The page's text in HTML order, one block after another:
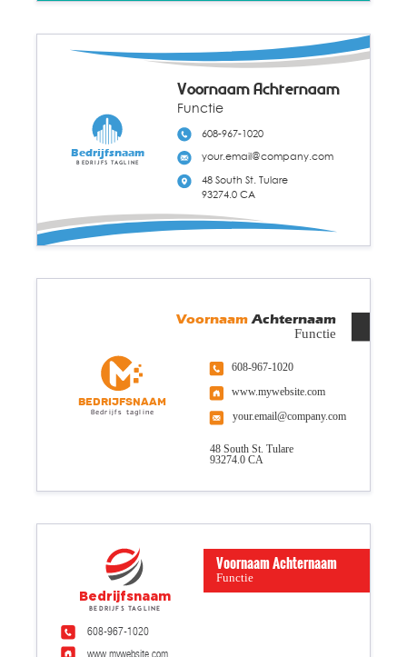
608-967-1020
your.email@company.com
48 South St. Tulare
93274.0 CA
Functie
Voornaam Achternaam
Bedrijfsnaam
Bedrijfs tagline
608-967-1020
www.mywebsite.com
your.email@company.com
48 South St. Tulare
93274.0 CA
Functie
VoornaamAchternaam
Bedrijfsnaam
Bedrijfs tagline
www.mywebsite.com
608-967-1020
Functie
Voornaam Achternaam
Bedrijfsnaam
Bedrijfs tagline